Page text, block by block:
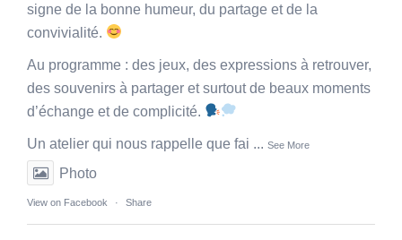
signe de la bonne humeur, du partage et de la
convivialité.
Au programme : des jeux, des expressions à retrouver,
des souvenirs à partager et surtout de beaux moments
d’échange et de complicité.
Un atelier qui nous rappelle que fai ... See More
Photo
View on Facebook · Share